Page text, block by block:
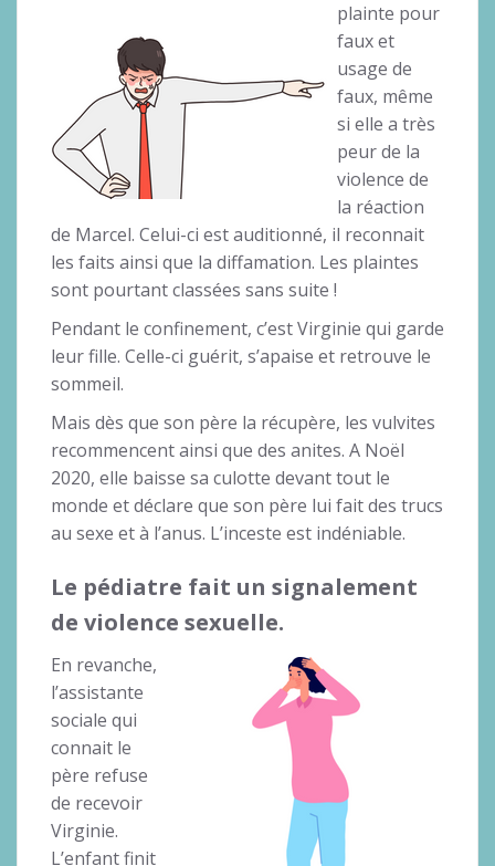
plainte pour
faux et
usage de
faux, même
si elle a très
peur de la
violence de
la réaction
de Marcel. Celui-ci est auditionné, il reconnait
les faits ainsi que la diffamation. Les plaintes
sont pourtant classées sans suite !
Pendant le confinement, c’est Virginie qui garde
leur fille. Celle-ci guérit, s’apaise et retrouve le
sommeil.
Mais dès que son père la récupère, les vulvites
recommencent ainsi que des anites. A Noël
2020, elle baisse sa culotte devant tout le
monde et déclare que son père lui fait des trucs
au sexe et à l’anus. L’inceste est indéniable.
Le pédiatre fait un signalement
de violence sexuelle.
En revanche,
l’assistante
sociale qui
connait le
père refuse
de recevoir
Virginie.
L’enfant finit